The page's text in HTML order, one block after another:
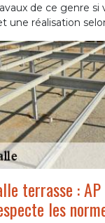
de ce genre si
une réalisation
terrasse :
les